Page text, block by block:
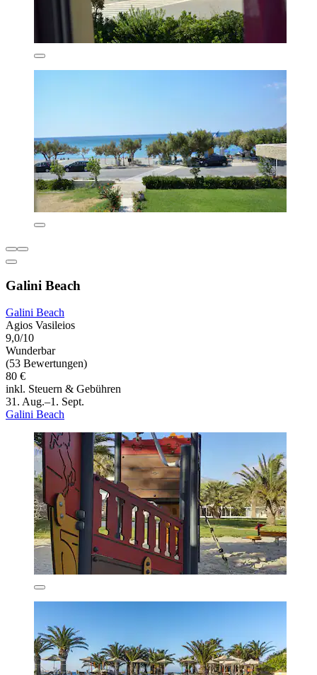
Galini Beach
Galini Beach
Agios Vasileios
9,0/10
Wunderbar
(53 Bewertungen)
80 €
inkl. Steuern & Gebühren
31. Aug.–1. Sept.
Galini Beach